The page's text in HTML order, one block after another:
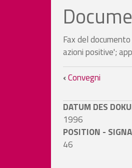
Fax del
azioni positive';
Links für
‹Convegni
DATUM DES
1996
POSITION -
46